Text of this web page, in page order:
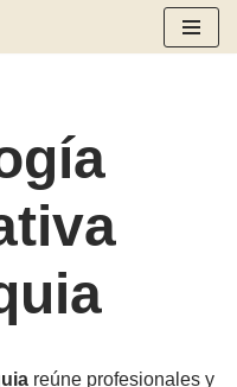
reúne profesionales y